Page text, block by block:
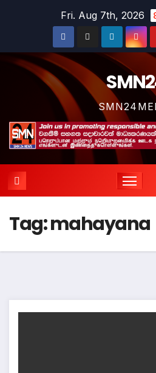
Fri. Aug 7th, 2026
Tag:mahayana